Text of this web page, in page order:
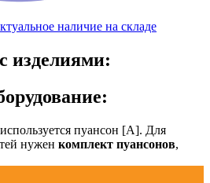
наличие на складе
изделиями:
пуансон [А]. Для
нужен комплект пуансонов,